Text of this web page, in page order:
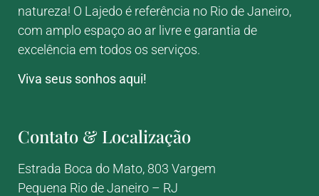
natureza! O Lajedo é referência no Rio de Janeiro,
com amplo espaço ao ar livre e garantia de
excelência em todos os serviços.
Viva seus sonhos aqui!
Contato & Localização
Estrada Boca do Mato, 803 Vargem
Pequena Rio de Janeiro – RJ